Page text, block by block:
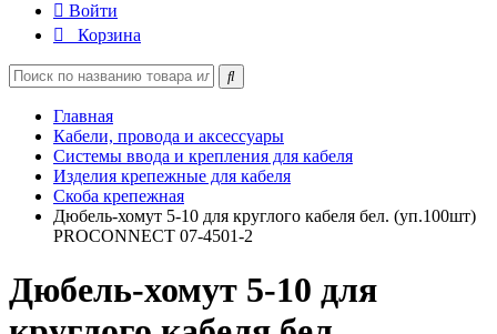
Войти
Корзина
Главная
Кабели, провода и аксессуары
Системы ввода и крепления для кабеля
Изделия крепежные для кабеля
Скоба крепежная
Дюбель-хомут 5-10 для круглого кабеля бел. (уп.100шт)
PROCONNECT 07-4501-2
Дюбель-хомут 5-10 для